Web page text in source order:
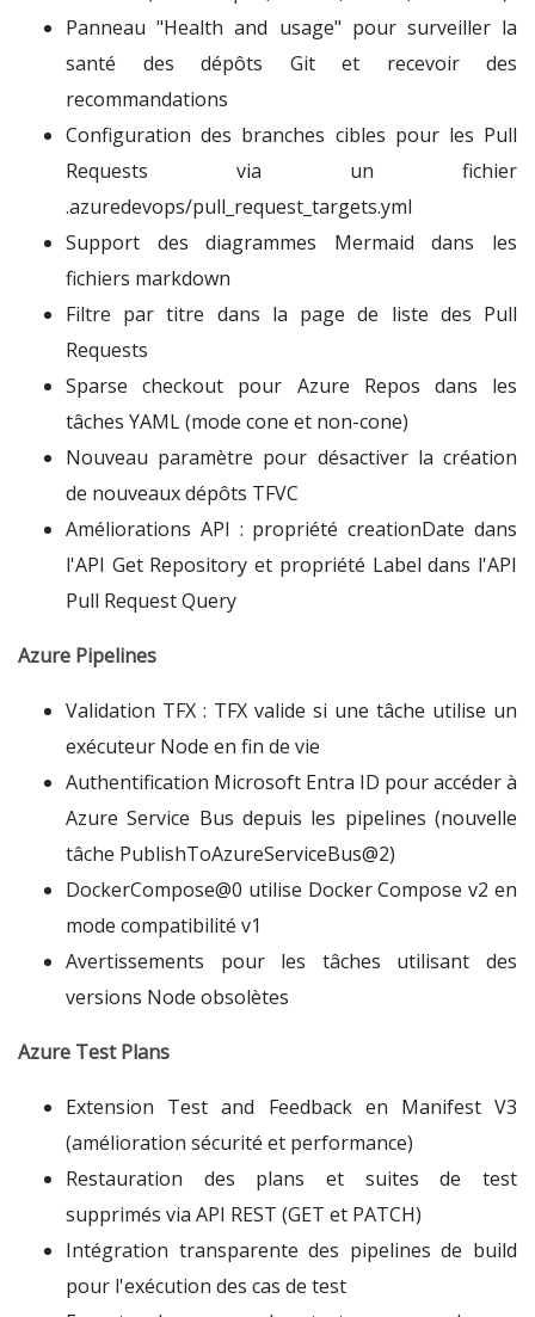
Panneau "Health and usage" pour surveiller la
santé des dépôts Git et recevoir des
recommandations
Configuration des branches cibles pour les Pull
Requests via un fichier
.azuredevops/pull_request_targets.yml
Support des diagrammes Mermaid dans les
fichiers markdown
Filtre par titre dans la page de liste des Pull
Requests
Sparse checkout pour Azure Repos dans les
tâches YAML (mode cone et non-cone)
Nouveau paramètre pour désactiver la création
de nouveaux dépôts TFVC
Améliorations API : propriété creationDate dans
l'API Get Repository et propriété Label dans l'API
Pull Request Query
Azure Pipelines
Validation TFX : TFX valide si une tâche utilise un
exécuteur Node en fin de vie
Authentification Microsoft Entra ID pour accéder à
Azure Service Bus depuis les pipelines (nouvelle
tâche PublishToAzureServiceBus@2)
DockerCompose@0 utilise Docker Compose v2 en
mode compatibilité v1
Avertissements pour les tâches utilisant des
versions Node obsolètes
Azure Test Plans
Extension Test and Feedback en Manifest V3
(amélioration sécurité et performance)
Restauration des plans et suites de test
supprimés via API REST (GET et PATCH)
Intégration transparente des pipelines de build
pour l'exécution des cas de test